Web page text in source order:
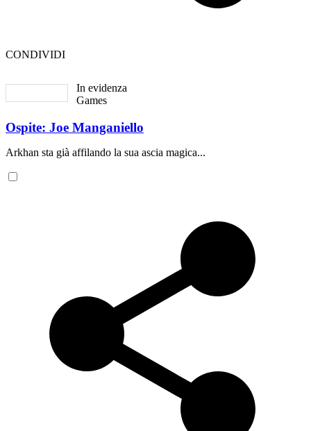
CONDIVIDI
In evidenza
Games
Ospite: Joe Manganiello
Arkhan sta già affilando la sua ascia magica...